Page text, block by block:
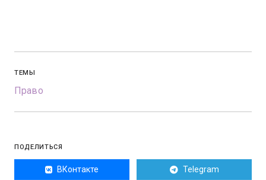
ТЕМЫ
Право
ПОДЕЛИТЬСЯ
ВКонтакте Telegram